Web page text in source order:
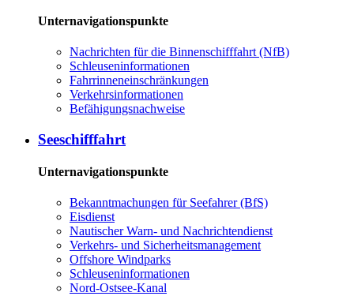
Unternavigationspunkte
Nach­rich­ten für die Bin­nen­schiff­fahrt (NfB)
Schleu­sen­in­for­ma­tio­nen
Fahr­rin­nen­ein­schrän­kun­gen
Ver­kehrs­in­for­ma­tio­nen
Be­fä­hi­gungs­nach­wei­se
See­schiff­fahrt
Unternavigationspunkte
Be­kannt­ma­chun­gen für See­fah­rer (BfS)
Eis­dienst
Nau­ti­scher Warn-​ und Nach­rich­ten­dienst
Ver­kehrs-​ und Si­cher­heits­ma­na­ge­ment
Offs­ho­re Wind­parks
Schleu­sen­in­for­ma­tio­nen
Nord-​Ost­see-​Ka­nal